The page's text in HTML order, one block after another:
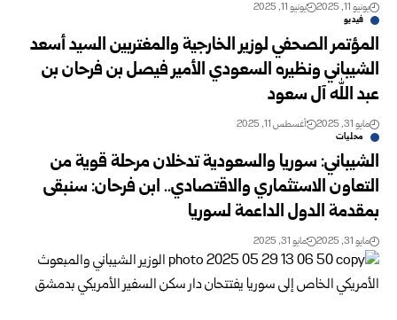
يونيو 11, 2025 يونيو 11, 2025
فيديو
المؤتمر الصحفي لوزير الخارجية والمغتربين السيد أسعد
الشيباني ونظيره السعودي الأمير فيصل بن فرحان بن
عبد الله آل سعود
مايو 31, 2025 أغسطس 11, 2025
محليات
الشيباني: سوريا والسعودية تدخلان مرحلة قوية من
التعاون الاستثماري والاقتصادي.. ابن فرحان: سنبقى
بمقدمة الدول الداعمة لسوريا
مايو 31, 2025 مايو 31, 2025